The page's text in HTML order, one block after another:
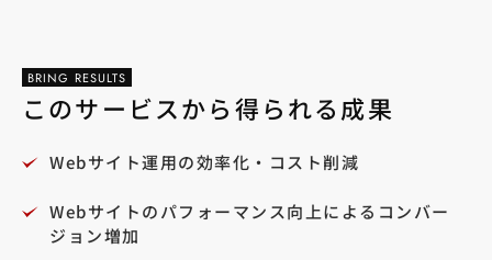
BRING RESULTS
このサービスから得られる成果
Webサイト運用の効率化・コスト削減
Webサイトのパフォーマンス向上によるコンバー
ジョン増加